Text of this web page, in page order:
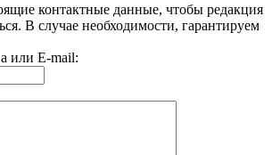
контактные данные, чтобы редакция
В случае необходимости, гарантируем
или E-mail: